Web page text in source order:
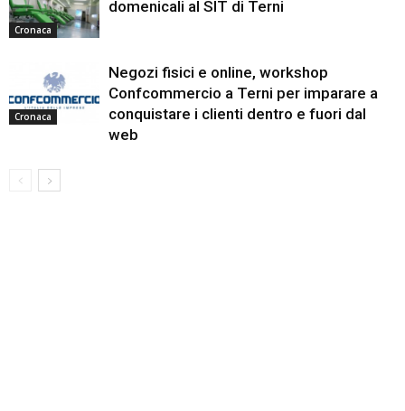
Cronaca
domenicali al SIT di Terni
Cronaca
Negozi fisici e online, workshop
Confcommercio a Terni per imparare a
conquistare i clienti dentro e fuori dal
web